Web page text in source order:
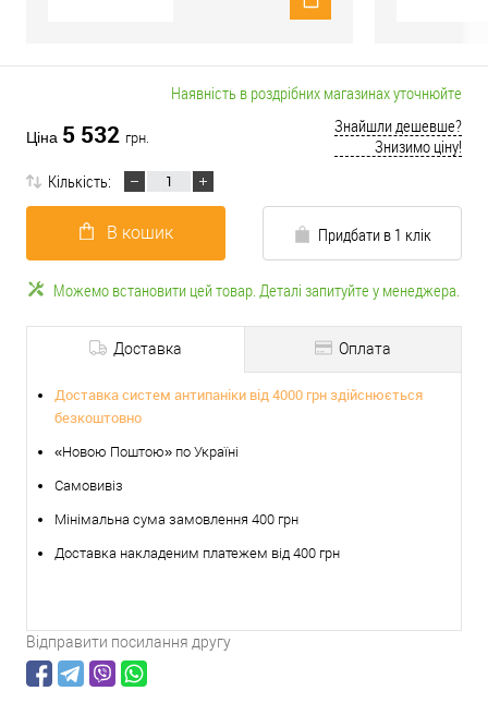
Наявність в роздрібних магазинах уточнюйте
Ціна 5 532 грн.
Знайшли дешевше?
Знизимо ціну!
Кількість:
В кошик Придбати в 1 клік
Можемо встановити цей товар. Деталі запитуйте у менеджера.
Доставка Оплата
Доставка систем антипаніки від 4000 грн здійснюється
безкоштовно
«Новою Поштою» по Україні
Самовивіз
Мінімальна сума замовлення 400 грн
Доставка накладеним платежем від 400 грн
Відправити посилання другу